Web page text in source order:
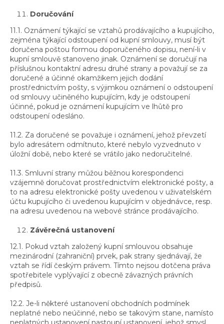
Doručování
11.1. Oznámení týkající se vztahů prodávajícího a kupujícího,
zejména týkající odstoupení od kupní smlouvy, musí být
doručena poštou formou doporučeného dopisu, není-li v
kupní smlouvě stanoveno jinak. Oznámení se doručují na
příslušnou kontaktní adresu druhé strany a považují se za
doručené a účinné okamžikem jejich dodání
prostřednictvím pošty, s výjimkou oznámení o odstoupení
od smlouvy učiněného kupujícím, kdy je odstoupení
účinné, pokud je oznámení kupujícím ve lhůtě pro
odstoupení odesláno.
11.2. Za doručené se považuje i oznámení, jehož převzetí
bylo adresátem odmítnuto, které nebylo vyzvednuto v
úložní době, nebo které se vrátilo jako nedoručitelné.
11.3. Smluvní strany můžou běžnou korespondenci
vzájemně doručovat prostřednictvím elektronické pošty, a
to na adresu elektronické pošty uvedenou v uživatelském
účtu kupujícího či uvedenou kupujícím v objednávce, resp.
na adresu uvedenou na webové stránce prodávajícího.
Závěrečná ustanovení
12.1. Pokud vztah založený kupní smlouvou obsahuje
mezinárodní (zahraniční) prvek, pak strany sjednávají, že
vztah se řídí českým právem. Tímto nejsou dotčena práva
spotřebitele vyplývající z obecně závazných právních
předpisů.
12.2. Je-li některé ustanovení obchodních podmínek
neplatné nebo neúčinné, nebo se takovým stane, namísto